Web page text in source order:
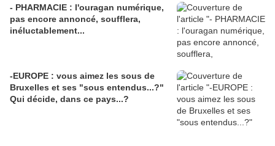
- PHARMACIE : l'ouragan numérique,
pas encore annoncé, soufflera,
inéluctablement...
-EUROPE : vous aimez les sous de
Bruxelles et ses "sous entendus...?"
Qui décide, dans ce pays...?